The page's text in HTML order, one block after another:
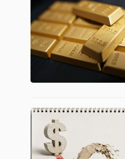
NGHIỆP
ĐỘNG
CHÍNH